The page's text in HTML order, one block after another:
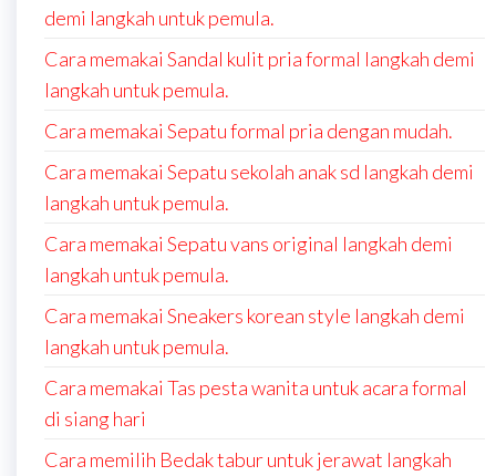
demi langkah untuk pemula.
Cara memakai Sandal kulit pria formal langkah demi
langkah untuk pemula.
Cara memakai Sepatu formal pria dengan mudah.
Cara memakai Sepatu sekolah anak sd langkah demi
langkah untuk pemula.
Cara memakai Sepatu vans original langkah demi
langkah untuk pemula.
Cara memakai Sneakers korean style langkah demi
langkah untuk pemula.
Cara memakai Tas pesta wanita untuk acara formal
di siang hari
Cara memilih Bedak tabur untuk jerawat langkah